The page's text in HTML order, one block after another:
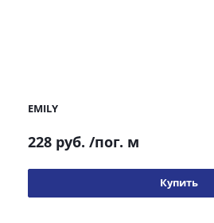
EMILY
228 руб. /пог. м
Купить